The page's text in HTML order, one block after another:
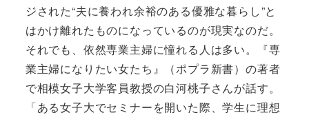
ジされた“夫に養われ余裕のある優雅な暮らし”と
はかけ離れたものになっているのが現実なのだ。
それでも、依然専業主婦に憧れる人は多い。『専
業主婦になりたい女たち』（ポプラ新書）の著者
で相模女子大学客員教授の白河桃子さんが話す。
「ある女子大でセミナーを開いた際、学生に理想